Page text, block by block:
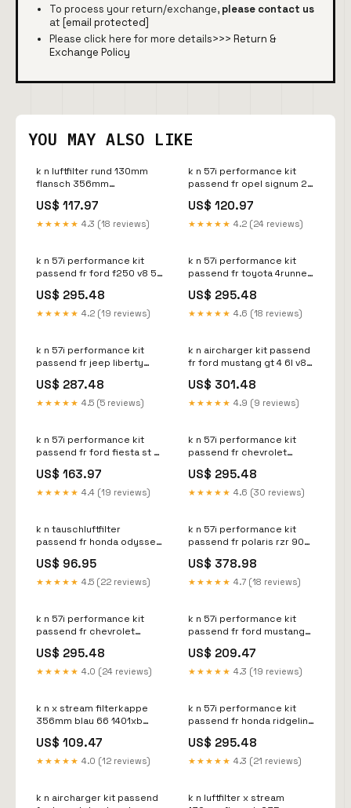
To process your return/exchange, please contact us
at [email protected]
Please click here for more details>>> Return &
Exchange Policy
YOU MAY ALSO LIKE
k n luftfilter rund 130mm
flansch 356mm
22mm drop base 60 1460
Titel:Default Title
US$ 117.97
★★★★★ 4.3 (18 reviews)
k n 57i performance kit
passend fr opel signum 2
KT34189KT
US$ 120.97
★★★★★ 4.2 (24 reviews)
k n 57i performance kit
passend fr ford f250 v8 5
KT55397KT
US$ 295.48
★★★★★ 4.2 (19 reviews)
k n 57i performance kit
passend fr toyota 4runner
9013 Titel:Default Title
US$ 295.48
★★★★★ 4.6 (18 reviews)
k n 57i performance kit
passend fr jeep liberty
CL403947
US$ 287.48
★★★★★ 4.5 (5 reviews)
k n aircharger kit passend
fr ford mustang gt 4 6l v8
KT133468KT
US$ 301.48
★★★★★ 4.9 (9 reviews)
k n 57i performance kit
passend fr ford fiesta st 1
0690 Titel:Default Title
US$ 163.97
★★★★★ 4.4 (19 reviews)
k n 57i performance kit
passend fr chevrolet
2015 tahoe 5 3 2015 57
3082 Titel:Default Title
US$ 295.48
★★★★★ 4.6 (30 reviews)
k n tauschluftfilter
passend fr honda odyssey
CL238330
US$ 96.95
★★★★★ 4.5 (22 reviews)
k n 57i performance kit
passend fr polaris rzr 900
CL926196
US$ 378.98
★★★★★ 4.7 (18 reviews)
k n 57i performance kit
passend fr chevrolet
mit rundem filter 2005
2007 57 3057 KT9245KT
US$ 295.48
★★★★★ 4.0 (24 reviews)
k n 57i performance kit
passend fr ford mustang
2590 Titel:Default Title
US$ 209.47
★★★★★ 4.3 (19 reviews)
k n x stream filterkappe
356mm blau 66 1401xb
US$ 109.47
★★★★★ 4.0 (12 reviews)
k n 57i performance kit
passend fr honda ridgeline
KT15167KT
US$ 295.48
★★★★★ 4.3 (21 reviews)
k n aircharger kit passend
k n luftfilter x stream